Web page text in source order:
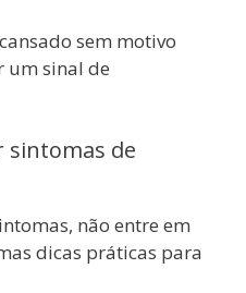
sem motivo
um sinal de
sintomas de
não entre em
dicas práticas para